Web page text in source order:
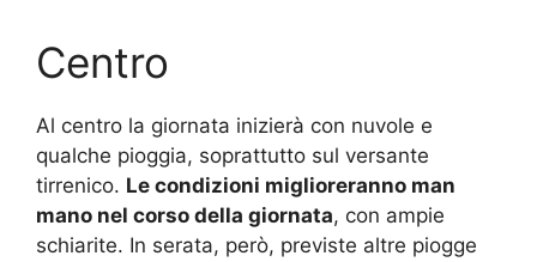
Centro
Al centro la giornata inizierà con nuvole e
qualche pioggia, soprattutto sul versante
tirrenico. Le condizioni miglioreranno man
mano nel corso della giornata, con ampie
schiarite. In serata, però, previste altre piogge